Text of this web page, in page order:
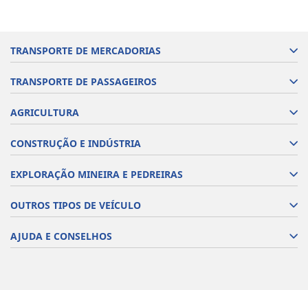
TRANSPORTE DE MERCADORIAS
TRANSPORTE DE PASSAGEIROS
AGRICULTURA
CONSTRUÇÃO E INDÚSTRIA
EXPLORAÇÃO MINEIRA E PEDREIRAS
OUTROS TIPOS DE VEÍCULO
AJUDA E CONSELHOS